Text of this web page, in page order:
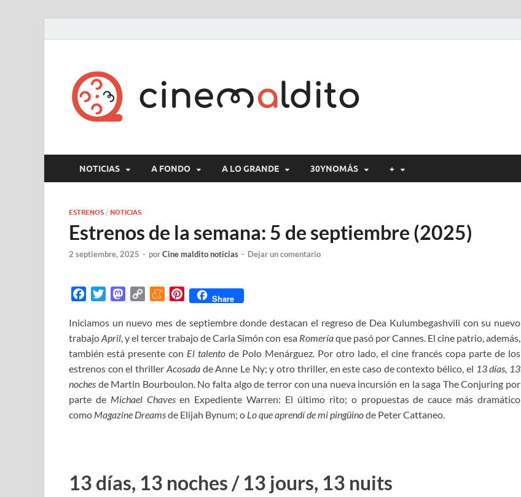
NOTICIAS A FONDO A LO GRANDE 30YNOMÁS +
ESTRENOS / NOTICIAS
Estrenos de la semana: 5 de septiembre (2025)
2 septiembre, 2025 - porCine maldito noticias - Dejar un comentario
c
e
b
o
o
k
i
t
t
e
r
M
s
t
o
d
o
n
p
y
L
i
n
k
M
n
e
a
m
e
P
n
t
e
r
e
s
t
Share
Iniciamos un nuevo mes de septiembre donde destacan el regreso de Dea Kulumbegashvili con su nuevo
trabajoApril, y el tercer trabajo de Carla Simón con esa Romeríaque pasó por Cannes. El cine patrio, además,
también está presente con El talento de Polo Menárguez. Por otro lado, el cine francés copa parte de los
estrenos con el thriller Acosadade Anne Le Ny; y otro thriller, en este caso de contexto bélico, el 13 días, 13
noches de Martin Bourboulon. No falta algo de terror con una nueva incursión en la saga The Conjuring por
parte de Michael Chavesen Expediente Warren: El último rito; o propuestas de cauce más dramático
como Magazine Dreamsde Elijah Bynum; o Lo que aprendí de mi pingüinode Peter Cattaneo.
13 días, 13 noches / 13 jours, 13 nuits